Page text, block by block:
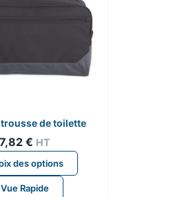
de toilette
7,82 € HT
des options
Ce
produit
Vue Rapide